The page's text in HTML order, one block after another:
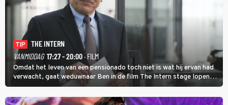
TIP
THE INTERN
VANMIDDAG 17:27 - 20:00· FILM
Omdat het leven van een pensionado toch niet is wat hij ervan had
verwacht, gaat weduwnaar Ben in de film The Intern stage lopen
bij de hippe webwinkel van Jules, wat een gouden zet blijkt te zijn.